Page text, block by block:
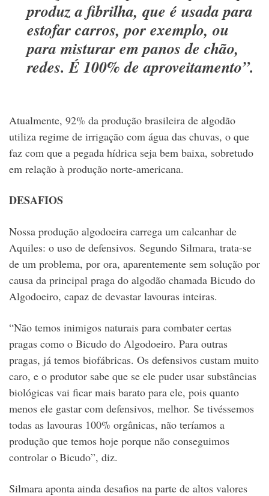
produz a fibrilha, que é usada para
estofar carros, por exemplo, ou
para misturar em panos de chão,
redes. É 100% de aproveitamento”.
Atualmente, 92% da produção brasileira de algodão
utiliza regime de irrigação com água das chuvas, o que
faz com que a pegada hídrica seja bem baixa, sobretudo
em relação à produção norte-americana.
DESAFIOS
Nossa produção algodoeira carrega um calcanhar de
Aquiles: o uso de defensivos. Segundo Silmara, trata-se
de um problema, por ora, aparentemente sem solução por
causa da principal praga do algodão chamada Bicudo do
Algodoeiro, capaz de devastar lavouras inteiras.
“Não temos inimigos naturais para combater certas
pragas como o Bicudo do Algodoeiro. Para outras
pragas, já temos biofábricas. Os defensivos custam muito
caro, e o produtor sabe que se ele puder usar substâncias
biológicas vai ficar mais barato para ele, pois quanto
menos ele gastar com defensivos, melhor. Se tivéssemos
todas as lavouras 100% orgânicas, não teríamos a
produção que temos hoje porque não conseguimos
controlar o Bicudo”, diz.
Silmara aponta ainda desafios na parte de altos valores